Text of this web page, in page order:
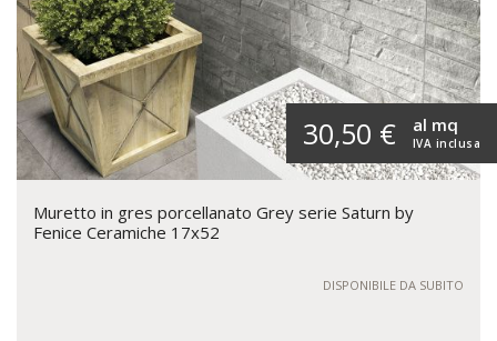
30,50 € IVA inclusa
al mq
Muretto in gres porcellanato Grey serie Saturn by
Fenice Ceramiche 17x52
DISPONIBILE DA SUBITO